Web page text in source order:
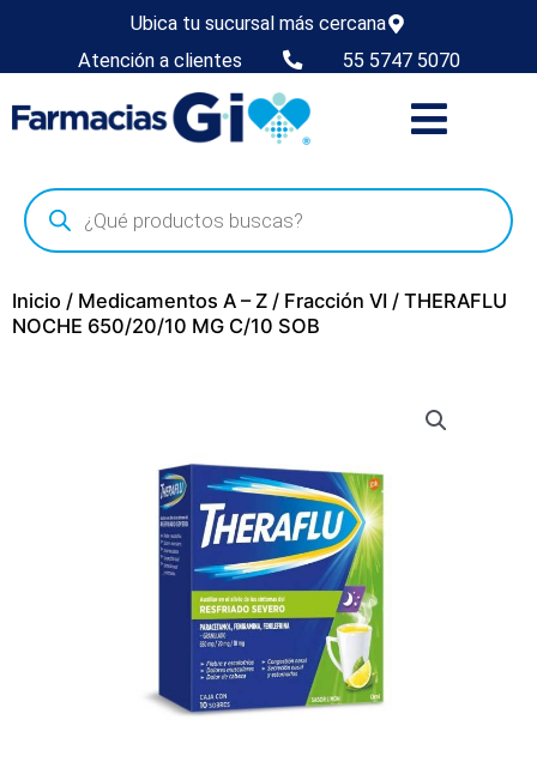
Ubica tu sucursal más cercana
Atención a clientes
55 5747 5070
Inicio / Medicamentos A – Z / Fracción VI / THERAFLU
NOCHE 650/20/10 MG C/10 SOB